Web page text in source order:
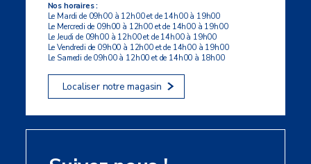
Nos horaires :
Le Mardi de 09h00 à 12h00 et de 14h00 à 19h00
Le Mercredi de 09h00 à 12h00 et de 14h00 à 19h00
Le Jeudi de 09h00 à 12h00 et de 14h00 à 19h00
Le Vendredi de 09h00 à 12h00 et de 14h00 à 19h00
Le Samedi de 09h00 à 12h00 et de 14h00 à 18h00
Localiser notre magasin